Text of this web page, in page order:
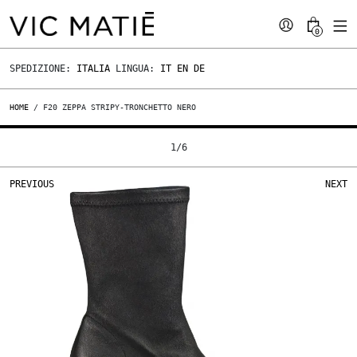
0
SPEDIZIONE: ITALIA LINGUA: IT EN DE
HOME / F20 ZEPPA STRIPY-TRONCHETTO NERO
PREVIOUS NEXT
1/6